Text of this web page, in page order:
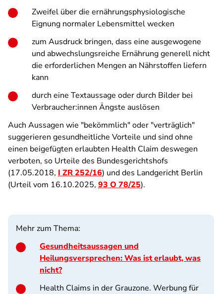
Zweifel über die ernährungsphysiologische
Eignung normaler Lebensmittel wecken
zum Ausdruck bringen, dass eine ausgewogene
und abwechslungsreiche Ernährung generell nicht
die erforderlichen Mengen an Nährstoffen liefern
kann
durch eine Textaussage oder durch Bilder bei
Verbraucher:innen Ängste auslösen
Auch Aussagen wie "bekömmlich" oder "verträglich"
suggerieren gesundheitliche Vorteile und sind ohne
einen beigefügten erlaubten Health Claim deswegen
verboten, so Urteile des Bundesgerichtshofs
(17.05.2018, I ZR 252/16) und des Landgericht Berlin
(Urteil vom 16.10.2025, 93 O 78/25).
Mehr zum Thema:
Gesundheitsaussagen und
Heilungsversprechen: Was ist erlaubt, was
nicht?
Health Claims in der Grauzone. Werbung für